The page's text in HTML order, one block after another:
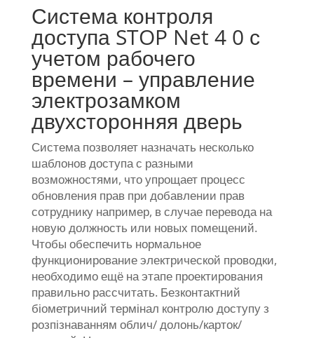
Система контроля
доступа STOP Net 4 0 с
учетом рабочего
времени – управление
электрозамком
двухсторонняя дверь
Система позволяет назначать несколько
шаблонов доступа с разными
возможностями, что упрощает процесс
обновления прав при добавлении прав
сотруднику например, в случае перевода на
новую должность или новых помещений.
Чтобы обеспечить нормальное
функционирование электрической проводки,
необходимо ещё на этапе проектирования
правильно рассчитать. Безконтактний
біометричний термінал контролю доступу з
розпізнаванням облич/ долонь/карток/